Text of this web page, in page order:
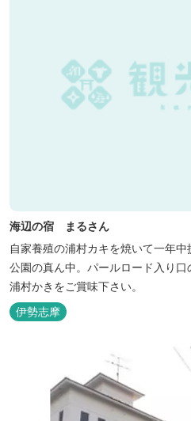
海辺の宿 まるさん
自家養殖の浦村カキを焼いて一年
公園の真ん中。パールロード入り
浦村かきをご賞味下さい。
伊勢志摩